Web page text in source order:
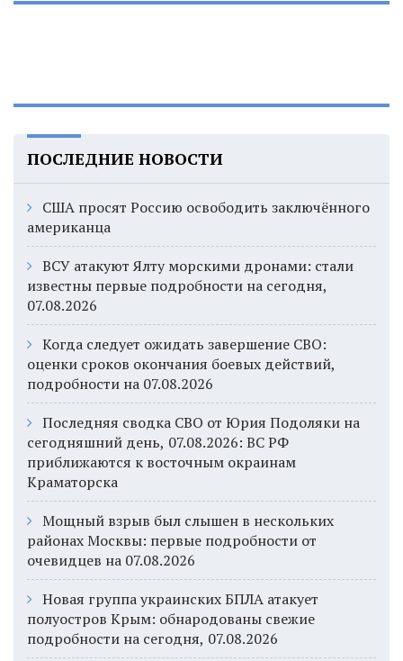
ПОСЛЕДНИЕ НОВОСТИ
США просят Россию освободить заключённого
американца
ВСУ атакуют Ялту морскими дронами: стали
известны первые подробности на сегодня,
07.08.2026
Когда следует ожидать завершение СВО:
оценки сроков окончания боевых действий,
подробности на 07.08.2026
Последняя сводка СВО от Юрия Подоляки на
сегодняшний день, 07.08.2026: ВС РФ
приближаются к восточным окраинам
Краматорска
Мощный взрыв был слышен в нескольких
районах Москвы: первые подробности от
очевидцев на 07.08.2026
Новая группа украинских БПЛА атакует
полуостров Крым: обнародованы свежие
подробности на сегодня, 07.08.2026